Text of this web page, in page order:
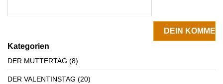
Kategorien
DER MUTTERTAG (8)
DER VALENTINSTAG (20)